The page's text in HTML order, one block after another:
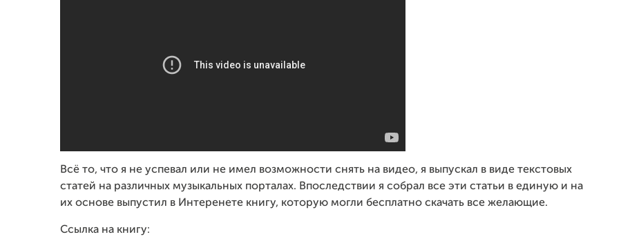
Всё то, что я не успевал или не имел возможности снять на видео, я выпускал в виде текстовых
статей на различных музыкальных порталах. Впоследствии я собрал все эти статьи в единую и на
их основе выпустил в Интеренете книгу, которую могли бесплатно скачать все желающие.
Ссылка на книгу: